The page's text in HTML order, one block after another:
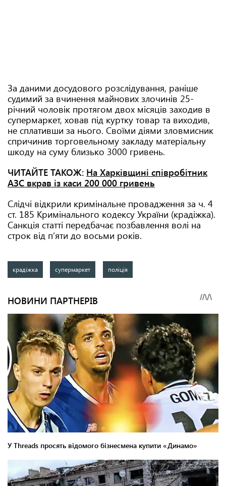
За даними досудового розслідування, раніше
судимий за вчинення майнових злочинів 25-
річний чоловік протягом двох місяців заходив в
супермаркет, ховав під куртку товар та виходив,
не сплативши за нього. Своїми діями зловмисник
спричинив торговельному закладу матеріальну
шкоду на суму близько 3000 гривень.
ЧИТАЙТЕ ТАКОЖ: На Харківщині співробітник
АЗС вкрав із каси 200 000 гривень
Слідчі відкрили кримінальне провадження за ч. 4
ст. 185 Кримінального кодексу України (крадіжка).
Санкція статті передбачає позбавлення волі на
строк від пʼяти до восьми років.
крадіжка супермаркет поліція